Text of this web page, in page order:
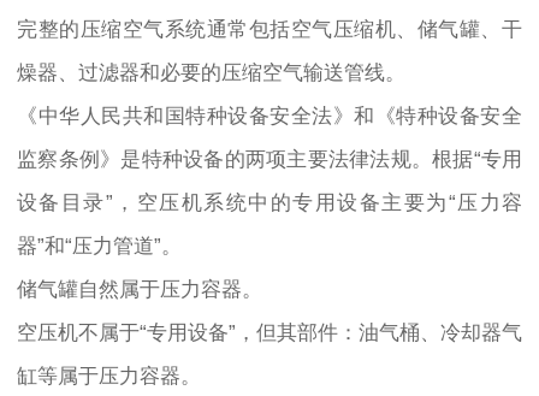
完整的压缩空气系统通常包括空气压缩机、储气罐、干
燥器、过滤器和必要的压缩空气输送管线。
《中华人民共和国特种设备安全法》和《特种设备安全
监察条例》是特种设备的两项主要法律法规。根据“专用
设备目录”，空压机系统中的专用设备主要为“压力容
器”和“压力管道”。
储气罐自然属于压力容器。
空压机不属于“专用设备”，但其部件：油气桶、冷却器气
缸等属于压力容器。